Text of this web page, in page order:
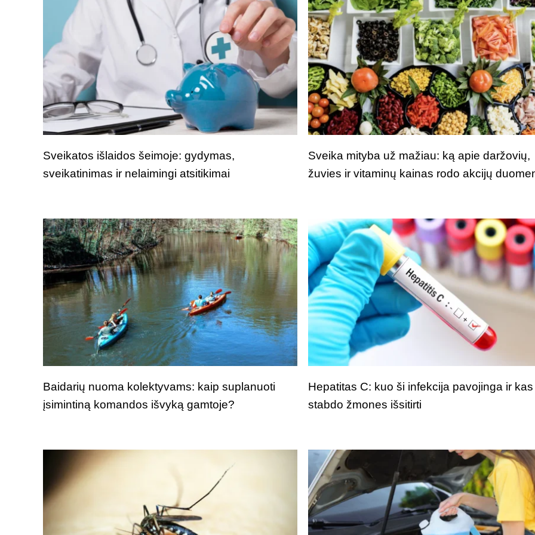
Sveikatos išlaidos šeimoje: gydymas,
sveikatinimas ir nelaimingi atsitikimai
Sveika mityba už mažiau: ką apie daržovių,
žuvies ir vitaminų kainas rodo akcijų
Baidarių nuoma kolektyvams: kaip suplanuoti
įsimintiną komandos išvyką gamtoje?
Hepatitas C: kuo ši infekcija pavojinga ir kas
stabdo žmones išsitirti